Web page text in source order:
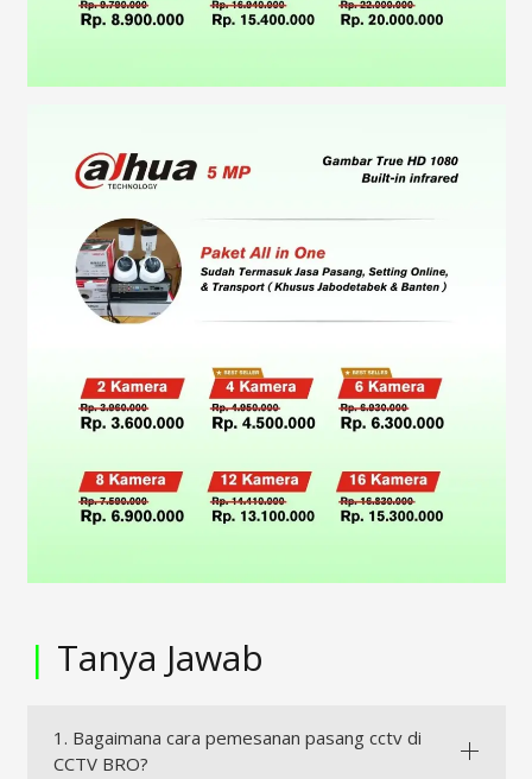
| Tanya Jawab
1. Bagaimana cara pemesanan pasang cctv di
CCTV BRO?